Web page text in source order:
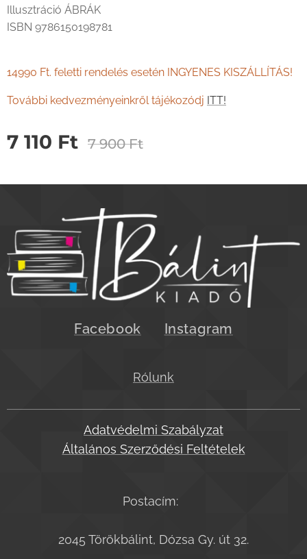
Illusztráció ÁBRÁK
ISBN 9786150198781
14990 Ft. feletti rendelés esetén INGYENES KISZÁLLÍTÁS!
További kedvezményeinkről tájékozódj ITT!
7 110 Ft 7 900Ft
Facebook Instagram
Rólunk
Adatvédelmi Szabályzat
Általános Szerződési Feltételek
Postacím:
2045 Törökbálint, Dózsa Gy. út 32.